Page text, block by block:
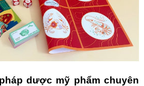
dược mỹ phẩm chuyên